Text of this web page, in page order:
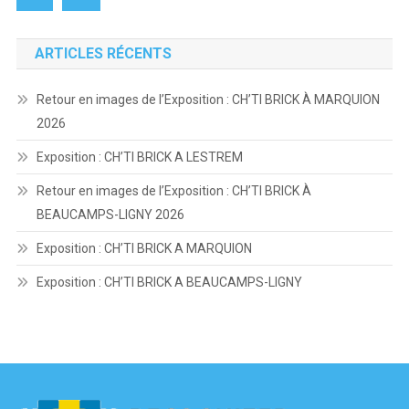
ARTICLES RÉCENTS
Retour en images de l’Exposition : CH’TI BRICK À MARQUION
2026
Exposition : CH’TI BRICK A LESTREM
Retour en images de l’Exposition : CH’TI BRICK À
BEAUCAMPS-LIGNY 2026
Exposition : CH’TI BRICK A MARQUION
Exposition : CH’TI BRICK A BEAUCAMPS-LIGNY